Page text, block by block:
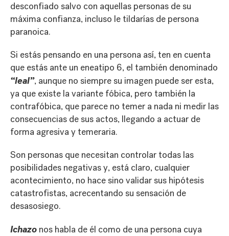
desconfiado salvo con aquellas personas de su
máxima confianza, incluso le tildarías de persona
paranoica.
Si estás pensando en una persona así, ten en cuenta
que estás ante un eneatipo 6, el también denominado
“leal”, aunque no siempre su imagen puede ser esta,
ya que existe la variante fóbica, pero también la
contrafóbica, que parece no temer a nada ni medir las
consecuencias de sus actos, llegando a actuar de
forma agresiva y temeraria.
Son personas que necesitan controlar todas las
posibilidades negativas y, está claro, cualquier
acontecimiento, no hace sino validar sus hipótesis
catastrofistas, acrecentando su sensación de
desasosiego.
Ichazo nos habla de él como de una persona cuya